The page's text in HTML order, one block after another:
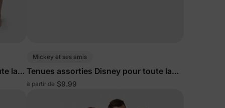
la
Mickey et ses amis
Tenues assorties Disney pour toute la
famille avec shorts intégrés et poches
à partir de $9.99
et
de
de